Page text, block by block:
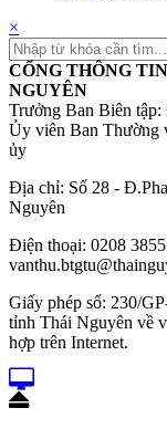
×
CỔNG THÔNG
NGUYÊN
Trưởng Ban Biên
Ủy viên Ban Thường
ủy
Địa chỉ: Số 28 -
Nguyên
Điện thoại: 0208
Giấy phép số: 230/
tỉnh Thái Nguyên về
hợp trên Internet.